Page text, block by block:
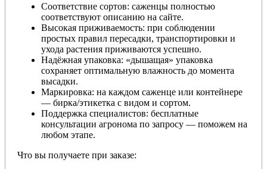
Соответствие сортов: саженцы полностью
соответствуют описанию на сайте.
Высокая приживаемость: при соблюдении
простых правил пересадки, транспортировки и
ухода растения приживаются успешно.
Надёжная упаковка: «дышащая» упаковка
сохраняет оптимальную влажность до момента
высадки.
Маркировка: на каждом саженце или контейнере
— бирка/этикетка с видом и сортом.
Поддержка специалистов: бесплатные
консультации агронома по запросу — поможем на
любом этапе.
Что вы получаете при заказе: